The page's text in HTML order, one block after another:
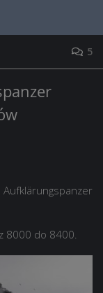
5
8000 do 8400.